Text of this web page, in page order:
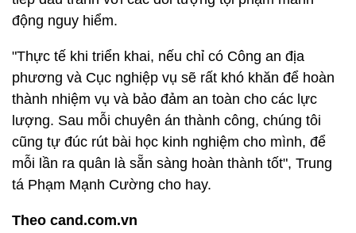
CBCS Tiểu đoàn CSĐN số 1 tham gia biểu diễn khí công.
Trong hầu hết các chuyên án tham gia, Tiểu đoàn
CSĐN số 1 đều giữ vai trò nòng cốt trong xây dựng
phương án tác chiến, triển khai biện pháp vũ trang,
huy động vũ khí trang bị, biện pháp nghiệp vụ,
không quản ngại gian khổ, hy sinh tính mạng, trực
tiếp đấu tranh với các đối tượng tội phạm manh
động nguy hiểm.
"Thực tế khi triển khai, nếu chỉ có Công an địa